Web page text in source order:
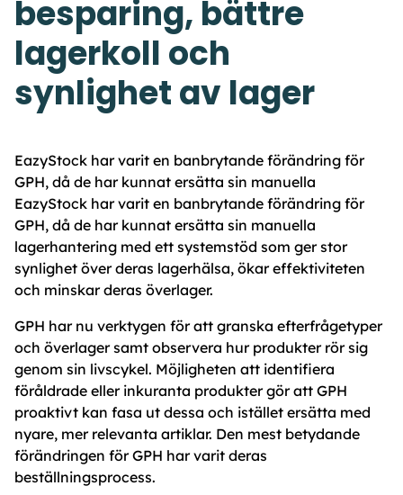
besparing, bättre
lagerkoll och
synlighet av lager
EazyStock har varit en banbrytande förändring för
GPH, då de har kunnat ersätta sin manuella
EazyStock har varit en banbrytande förändring för
GPH, då de har kunnat ersätta sin manuella
lagerhantering med ett systemstöd som ger stor
synlighet över deras lagerhälsa, ökar effektiviteten
och minskar deras överlager.
GPH har nu verktygen för att granska efterfrågetyper
och överlager samt observera hur produkter rör sig
genom sin livscykel. Möjligheten att identifiera
föråldrade eller inkuranta produkter gör att GPH
proaktivt kan fasa ut dessa och istället ersätta med
nyare, mer relevanta artiklar. Den mest betydande
förändringen för GPH har varit deras
beställningsprocess.